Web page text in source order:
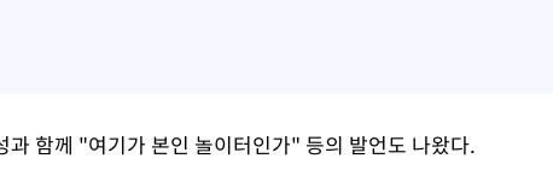
과 함께 "여기가 본인 놀이터인가" 등의 발언도 나왔다.